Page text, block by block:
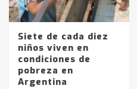
Siete de cada diez
niños viven en
condiciones de
pobreza en
Argentina